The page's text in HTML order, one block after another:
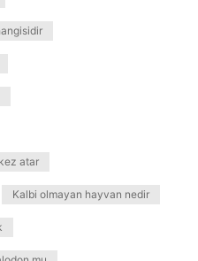
atar
Kalbi olmayan hayvan nedir